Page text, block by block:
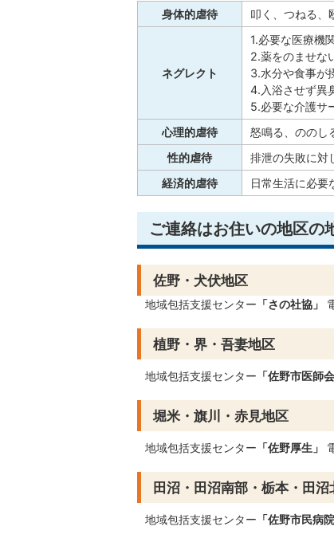
身体的虐待
叩く、つねる、
ネグレクト
1.必要な医療機
2.薬をのませな
3.水分や食事が
4.入浴させず異
5.必要な介護サ
心理的虐待
怒鳴る、ののし
性的虐待
排泄の失敗に対
経済的虐待
日常生活に必要
ご連絡はお住いの地区の
佐野・犬伏地区
地域包括支援センター 「さの社協」
植野・界・吾妻地区
地域包括支援センター 「佐野市医師会
堀米・旗川・赤見地区
地域包括支援センター 「佐野厚生」
田沼・田沼南部・栃本・田
地域包括支援センター 「佐野市民病院